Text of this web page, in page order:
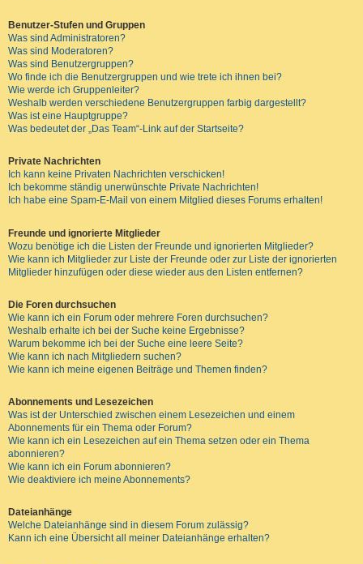
Benutzer-Stufen und Gruppen
Was sind Administratoren?
Was sind Moderatoren?
Was sind Benutzergruppen?
Wo finde ich die Benutzergruppen und wie trete ich ihnen bei?
Wie werde ich Gruppenleiter?
Weshalb werden verschiedene Benutzergruppen farbig dargestellt?
Was ist eine Hauptgruppe?
Was bedeutet der „Das Team“-Link auf der Startseite?
Private Nachrichten
Ich kann keine Privaten Nachrichten verschicken!
Ich bekomme ständig unerwünschte Private Nachrichten!
Ich habe eine Spam-E-Mail von einem Mitglied dieses Forums erhalten!
Freunde und ignorierte Mitglieder
Wozu benötige ich die Listen der Freunde und ignorierten Mitglieder?
Wie kann ich Mitglieder zur Liste der Freunde oder zur Liste der ignorierten
Mitglieder hinzufügen oder diese wieder aus den Listen entfernen?
Die Foren durchsuchen
Wie kann ich ein Forum oder mehrere Foren durchsuchen?
Weshalb erhalte ich bei der Suche keine Ergebnisse?
Warum bekomme ich bei der Suche eine leere Seite?
Wie kann ich nach Mitgliedern suchen?
Wie kann ich meine eigenen Beiträge und Themen finden?
Abonnements und Lesezeichen
Was ist der Unterschied zwischen einem Lesezeichen und einem
Abonnements für ein Thema oder Forum?
Wie kann ich ein Lesezeichen auf ein Thema setzen oder ein Thema
abonnieren?
Wie kann ich ein Forum abonnieren?
Wie deaktiviere ich meine Abonnements?
Dateianhänge
Welche Dateianhänge sind in diesem Forum zulässig?
Kann ich eine Übersicht all meiner Dateianhänge erhalten?